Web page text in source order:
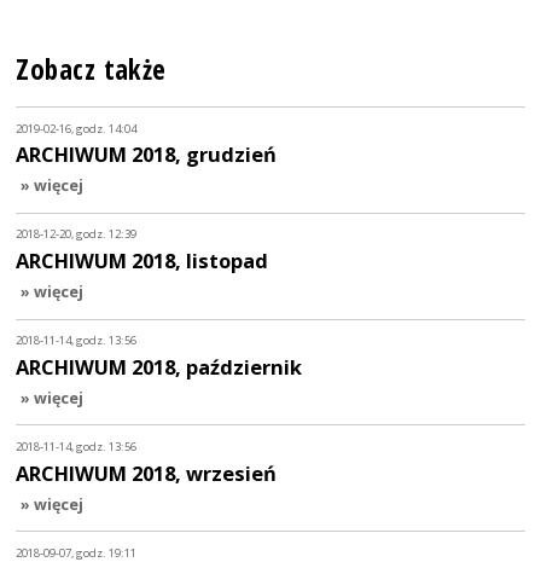
Zobacz także
2019-02-16, godz. 14:04
ARCHIWUM 2018, grudzień
» więcej
2018-12-20, godz. 12:39
ARCHIWUM 2018, listopad
» więcej
2018-11-14, godz. 13:56
ARCHIWUM 2018, październik
» więcej
2018-11-14, godz. 13:56
ARCHIWUM 2018, wrzesień
» więcej
2018-09-07, godz. 19:11